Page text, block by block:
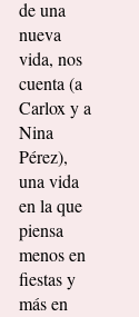
de una
nueva
vida, nos
cuenta (a
Carlox y a
Nina
Pérez),
una vida
en la que
piensa
menos en
fiestas y
más en